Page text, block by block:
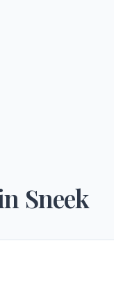
Sneek